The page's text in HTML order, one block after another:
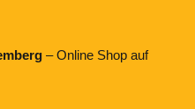
– Online Shop auf